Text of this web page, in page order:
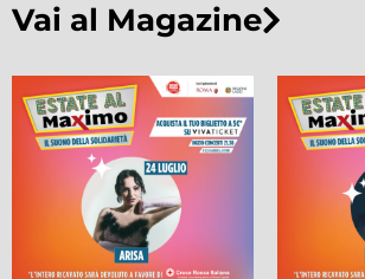
Vai al Magazine